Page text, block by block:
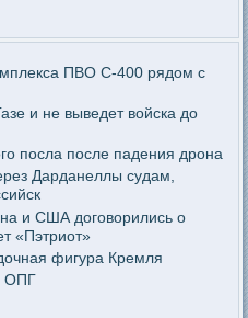
ПВО С-400 рядом с
и не выведет войска до
посла после падения дрона
Дарданеллы судам,
и США договорились о
«Пэтриот»
фигура Кремля
ОПГ